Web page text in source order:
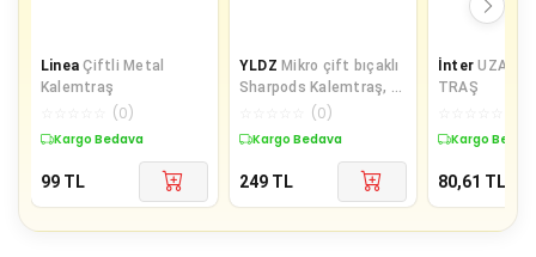
Linea Çiftli Metal
Kalemtraş
(0)
Kargo Bedava
99 TL
YLDZ Mikro çift bıçaklı
Sharpods Kalemtraş, 4
farklı renk seçeneği
(0)
Kargo Bedava
249 TL
İnter UZAY
TRAŞ
Kargo
80,61 TL